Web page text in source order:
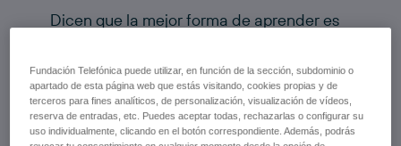
Dicen que la mejor forma de aprender es
matemáticas delColegio La Miranda
(Barcelona), hace en sus clases: sacar a
los niños al mundo exterior para que
descubran e identifiquen ellos solos,
Fundación Telefónica puede utilizar, en función de la sección, subdominio o
apartado de esta página web que estás visitando, cookies propias y de
terceros para fines analíticos, de personalización, visualización de vídeos,
reserva de entradas, etc. Puedes aceptar todas, rechazarlas o configurar su
uso individualmente, clicando en el botón correspondiente. Además, podrás